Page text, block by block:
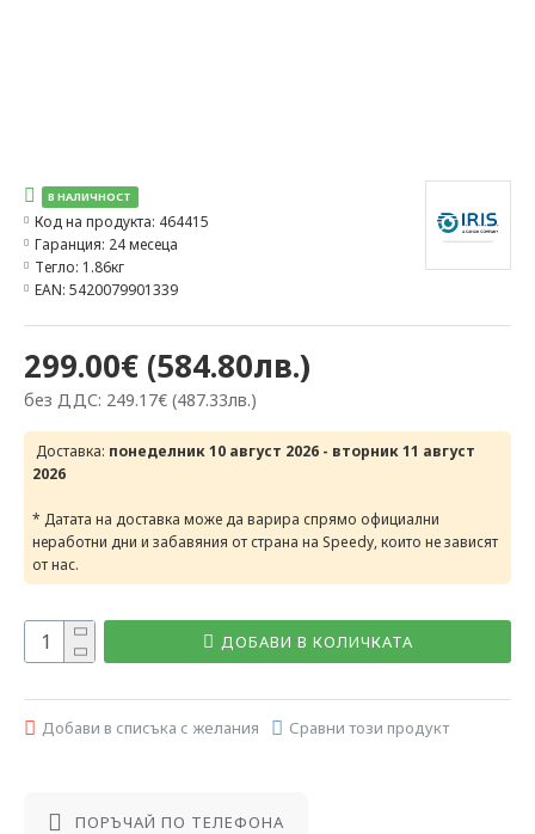
299.00€ (584.80лв.)
без ДДС: 249.17€ (487.33лв.)
В НАЛИЧНОСТ
Код на продукта: 464415
Гаранция: 24 месеца
Тегло: 1.86кг
EAN: 5420079901339
Доставка: понеделник 10 август 2026 - вторник 11 август
2026
* Датата на доставка може да варира спрямо официални
неработни дни и забавяния от страна на Speedy, които не зависят
от нас.
ДОБАВИ В КОЛИЧКАТА
Добави в списъка с желания Сравни този продукт
ПОРЪЧАЙ ПО ТЕЛЕФОНА